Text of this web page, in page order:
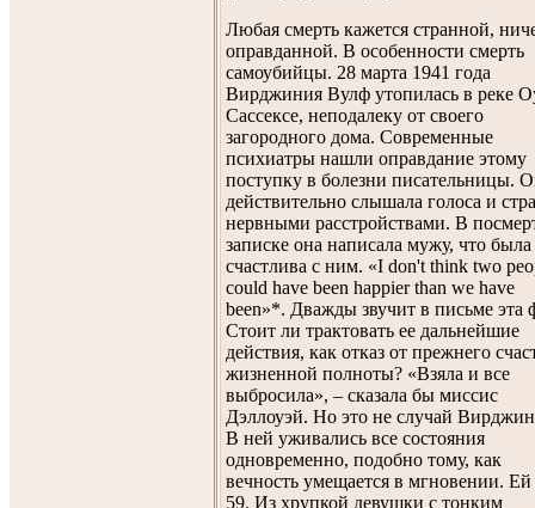
Любая смерть кажется странной,
оправданной. В особенности смерть
самоубийцы. 28 марта 1941 года
Вирджиния Вулф утопилась в реке
Сассексе, неподалеку от своего
загородного дома. Современные
психиатры нашли оправдание этому
поступку в болезни писательницы.
действительно слышала голоса и
нервными расстройствами. В
записке она написала мужу, что была
счастлива с ним. «I don't think two
could have been happier than we have
been»*. Дважды звучит в письме эта
Стоит ли трактовать ее дальнейшие
действия, как отказ от прежнего
жизненной полноты? «Взяла и все
выбросила», – сказала бы миссис
Дэллоуэй. Но это не случай
В ней уживались все состояния
одновременно, подобно тому, как
вечность умещается в мгновении.
59. Из хрупкой девушки с тонким